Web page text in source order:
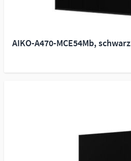
AIKO-A470-MCE54Mb, schwarz